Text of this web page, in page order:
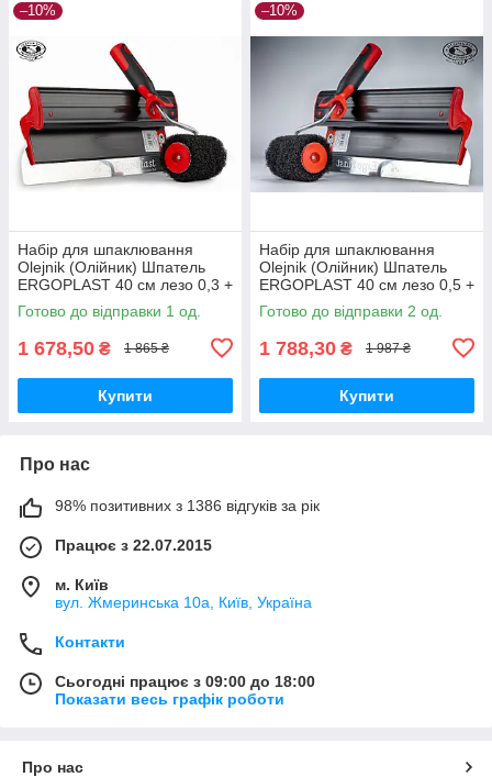
–10%
Набір для шпаклювання
Olejnik (Олійник) Шпатель
ERGOPLAST 40 см лезо 0,3 +
Валик 100 мм
Готово до відправки 1 од.
1 678,50 ₴ 1 865 ₴
Купити
–10%
Набір для шпаклювання
Olejnik (Олійник) Шпатель
ERGOPLAST 40 см лезо 0,5 +
Валик 100 мм
Готово до відправки 2 од.
1 788,30 ₴ 1 987 ₴
Купити
Про нас
98% позитивних з 1386 відгуків за рік
Працює з 22.07.2015
м. Київ
вул. Жмеринська 10а, Київ, Україна
Контакти
Сьогодні працює з 09:00 до 18:00
Показати весь графік роботи
Про нас